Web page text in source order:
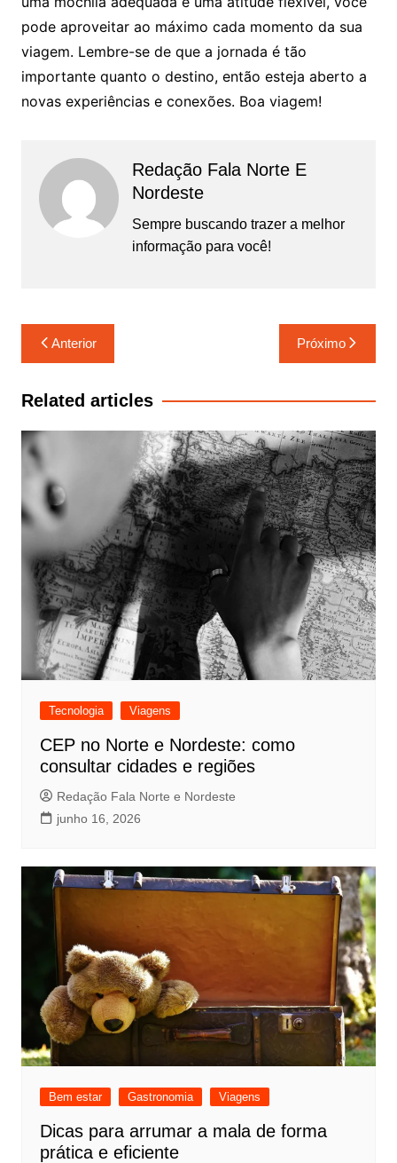
pode aproveitar ao máximo cada momento da sua
viagem. Lembre-se de que a jornada é tão
importante quanto o destino, então esteja aberto a
novas experiências e conexões. Boa viagem!
Redação Fala Norte E
Nordeste
Sempre buscando trazer a melhor
informação para você!
Navegação
de
Post
Anterior Próximo
Related articles
Tecnologia Viagens
CEP no Norte e Nordeste: como
consultar cidades e regiões
Redação Fala Norte e Nordeste
junho 16, 2026
Bem estar Gastronomia Viagens
Dicas para arrumar a mala de forma
prática e eficiente